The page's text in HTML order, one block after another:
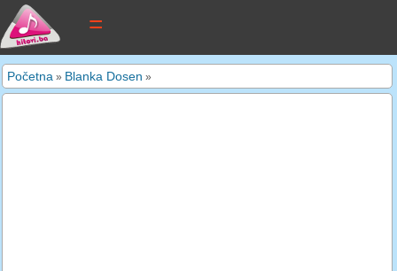
tekstovi pjesama
Početna » Blanka Dosen »